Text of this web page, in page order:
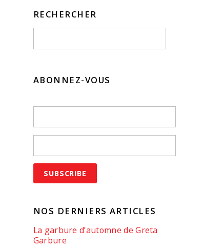
RECHERCHER
ABONNEZ-VOUS
NOS DERNIERS ARTICLES
La garbure d’automne de Greta
Garbure